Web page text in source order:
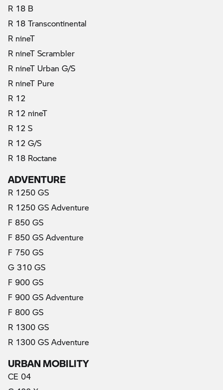
R 18 B
R 18 Transcontinental
R nineT
R nineT Scrambler
R nineT Urban G/S
R nineT Pure
R 12
R 12 nineT
R 12 S
R 12 G/S
R 18 Roctane
ADVENTURE
R 1250 GS
R 1250 GS Adventure
F 850 GS
F 850 GS Adventure
F 750 GS
G 310 GS
F 900 GS
F 900 GS Adventure
F 800 GS
R 1300 GS
R 1300 GS Adventure
URBAN MOBILITY
CE 04